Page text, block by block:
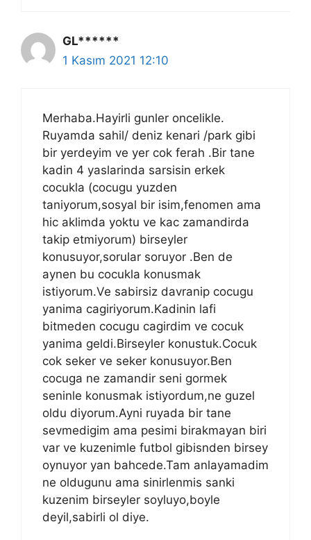
GL******
1 Kasım 2021 12:10
Merhaba.Hayirli gunler oncelikle.
Ruyamda sahil/ deniz kenari /park gibi
bir yerdeyim ve yer cok ferah .Bir tane
kadin 4 yaslarinda sarsisin erkek
cocukla (cocugu yuzden
taniyorum,sosyal bir isim,fenomen ama
hic aklimda yoktu ve kac zamandirda
takip etmiyorum) birseyler
konusuyor,sorular soruyor .Ben de
aynen bu cocukla konusmak
istiyorum.Ve sabirsiz davranip cocugu
yanima cagiriyorum.Kadinin lafi
bitmeden cocugu cagirdim ve cocuk
yanima geldi.Birseyler konustuk.Cocuk
cok seker ve seker konusuyor.Ben
cocuga ne zamandir seni gormek
seninle konusmak istiyordum,ne guzel
oldu diyorum.Ayni ruyada bir tane
sevmedigim ama pesimi birakmayan biri
var ve kuzenimle futbol gibisnden birsey
oynuyor yan bahcede.Tam anlayamadim
ne oldugunu ama sinirlenmis sanki
kuzenim birseyler soyluyo,boyle
deyil,sabirli ol diye.